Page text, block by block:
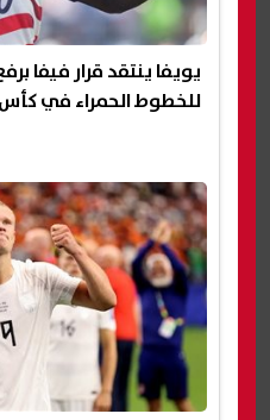
يويفا ينتقد قرار فيفا
للخطوط الحمراء في كأس